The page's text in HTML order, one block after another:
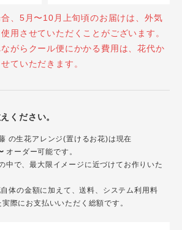
、5月〜10月上旬頃のお届けは、外気
用させていただくことがございます。
がらクール便にかかる費用は、花代か
ていただきます。
ください。
の生花アレンジ(置けるお花)は現在
オーダー可能です。
中で、最大限イメージに近づけてお作りいた
体の金額に加えて、送料、システム利用料
際にお支払いいただく総額です。